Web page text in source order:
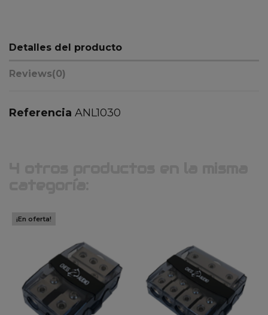
Detalles del producto
Reviews(0)
Referencia ANL1030
¡En oferta!